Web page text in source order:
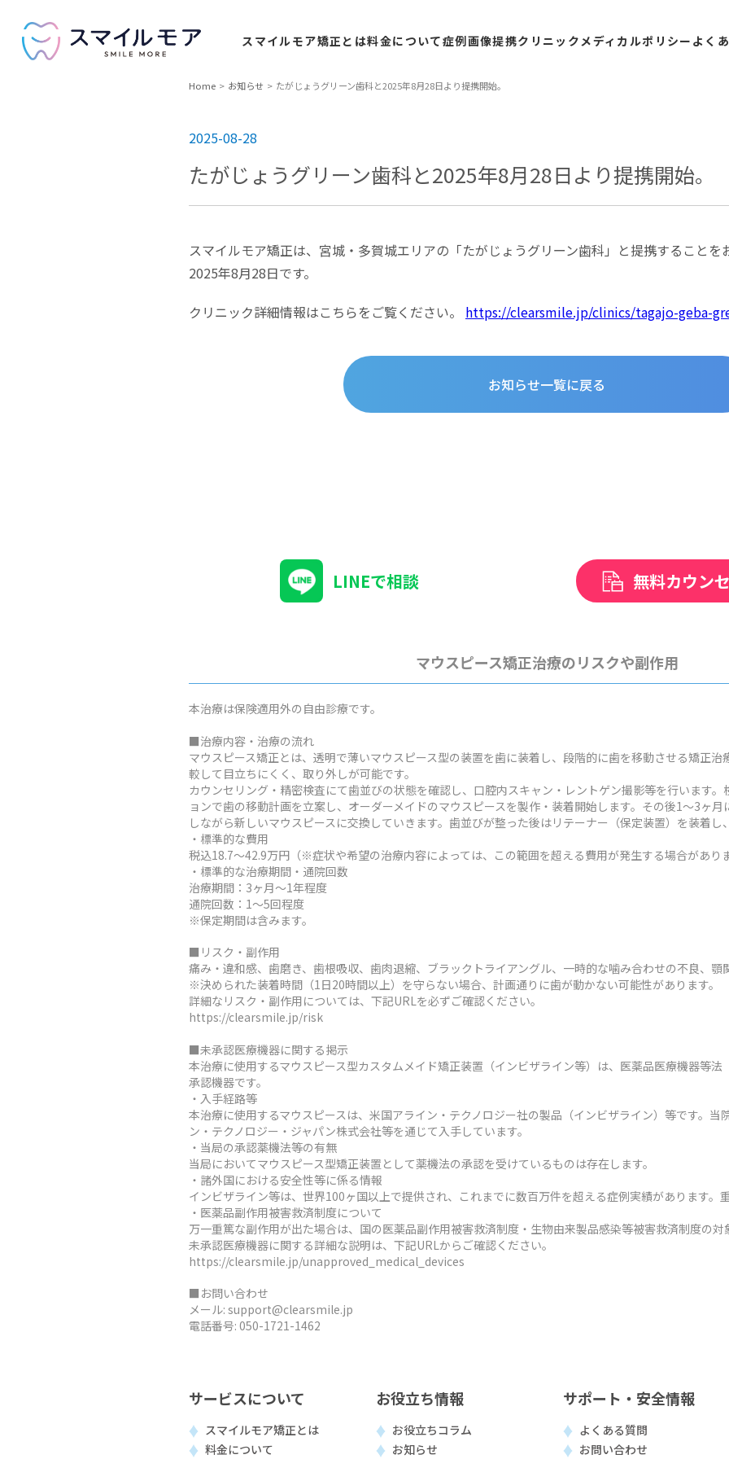
スマイルモア矯正とは料金について症例画像提携クリニックメディカルポリシー よく
Home お知らせ たがじょうグリーン歯科と2025年8月28日より提携開始。
2025-08-28
たがじょうグリーン歯科と2025年8月28日より提携開始。
スマイルモア矯正は、宮城・多賀城エリアの「たがじょうグリーン歯科」と提携することを
2025年8月28日です。
クリニック詳細情報はこちらをご覧ください。 https://clearsmile.jp/clinics/tagajo-geba-
お知らせ一覧に戻る
LINEで相談 無料カウン
マウスピース矯正治療のリスクや副作用
本治療は保険適用外の自由診療です。
■治療内容・治療の流れ
マウスピース矯正とは、透明で薄いマウスピース型の装置を歯に装着し、段階的に歯を移動させる矯正
較して目立ちにくく、取り外しが可能です。
カウンセリング・精密検査にて歯並びの状態を確認し、口腔内スキャン・レントゲン撮影等を行います
ョンで歯の移動計画を立案し、オーダーメイドのマウスピースを製作・装着開始します。その後1～3ヶ
しながら新しいマウスピースに交換していきます。歯並びが整った後はリテーナー（保定装置）を装着し
・標準的な費用
税込18.7～42.9万円（※症状や希望の治療内容によっては、この範囲を超える費用が発生する場合がありま
・標準的な治療期間・通院回数
治療期間：3ヶ月～1年程度
通院回数：1～5回程度
※保定期間は含みます。
■リスク・副作用
痛み・違和感、歯磨き、歯根吸収、歯肉退縮、ブラックトライアングル、一時的な噛み合わせの不良、顎
※決められた装着時間（1日20時間以上）を守らない場合、計画通りに歯が動かない可能性があります。
詳細なリスク・副作用については、下記URLを必ずご確認ください。
https://clearsmile.jp/risk
■未承認医療機器に関する掲示
本治療に使用するマウスピース型カスタムメイド矯正装置（インビザライン等）は、医薬品医療機器等
承認機器です。
・入手経路等
本治療に使用するマウスピースは、米国アライン・テクノロジー社の製品（インビザライン）等です。当
ン・テクノロジー・ジャパン株式会社等を通じて入手しています。
・当局の承認薬機法等の有無
当局においてマウスピース型矯正装置として薬機法の承認を受けているものは存在します。
・諸外国における安全性等に係る情報
インビザライン等は、世界100ヶ国以上で提供され、これまでに数百万件を超える症例実績があります。
・医薬品副作用被害救済制度について
万一重篤な副作用が出た場合は、国の医薬品副作用被害救済制度・生物由来製品感染等被害救済制度の対
未承認医療機器に関する詳細な説明は、下記URLからご確認ください。
https://clearsmile.jp/unapproved_medical_devices
■お問い合わせ
メール: support@clearsmile.jp
電話番号: 050-1721-1462
サービスについて
スマイルモア矯正とは
料金について
お役立ち情報
お役立ちコラム
お知らせ
サポート・安全情報
よくある質問
お問い合わせ